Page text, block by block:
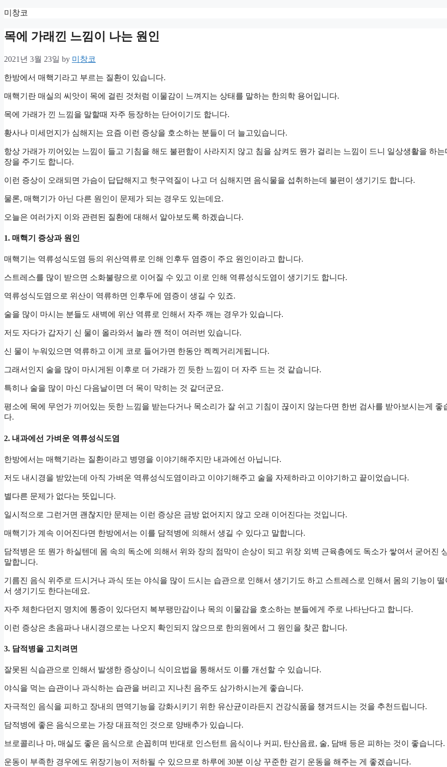
Skip
content
미창코
목에 가래낀 느낌이 나는 원인
2021년 3월 23일 by 미창코
한방에서 매핵기라고 부르는 질환이 있습니다.
매핵기란 매실의 씨앗이 목에 걸린 것처럼 이물감이 느껴지는 상태를 말하는 한의학 용어입니다.
목에 가래가 낀 느낌을 말할때 자주 등장하는 단어이기도 합니다.
황사나 미세먼지가 심해지는 요즘 이런 증상을 호소하는 분들이 더 늘고있습니다.
항상 가래가 끼어있는 느낌이 들고 기침을 해도 불편함이 사라지지 않고 침을 삼켜도 뭔가 걸리는 느낌이 드니 일상생활을 하는
장을 주기도 합니다.
이런 증상이 오래되면 가슴이 답답해지고 헛구역질이 나고 더 심해지면 음식물을 섭취하는데 불편이 생기기도 합니다.
물론, 매핵기가 아닌 다른 원인이 문제가 되는 경우도 있는데요.
오늘은 여러가지 이와 관련된 질환에 대해서 알아보도록 하겠습니다.
1. 매핵기 증상과 원인
매핵기는 역류성식도염 등의 위산역류로 인해 인후두 염증이 주요 원인이라고 합니다.
스트레스를 많이 받으면 소화불량으로 이어질 수 있고 이로 인해 역류성식도염이 생기기도 합니다.
역류성식도염으로 위산이 역류하면 인후두에 염증이 생길 수 있죠.
술을 많이 마시는 분들도 새벽에 위산 역류로 인해서 자주 깨는 경우가 있습니다.
저도 자다가 갑자기 신 물이 올라와서 놀라 깬 적이 여러번 있습니다.
신 물이 누워있으면 역류하고 이게 코로 들어가면 한동안 켁켁거리게됩니다.
그래서인지 술을 많이 마시게된 이후로 더 가래가 낀 듯한 느낌이 더 자주 드는 것 같습니다.
특히나 술을 많이 마신 다음날이면 더 목이 막히는 것 같더군요.
평소에 목에 무언가 끼어있는 듯한 느낌을 받는다거나 목소리가 잘 쉬고 기침이 끊이지 않는다면 한번 검사를 받아보시는게 좋
다.
2. 내과에선 가벼운 역류성식도염
한방에서는 매핵기라는 질환이라고 병명을 이야기해주지만 내과에선 아닙니다.
저도 내시경을 받았는데 아직 가벼운 역류성식도염이라고 이야기해주고 술을 자제하라고 이야기하고 끝이었습니다.
별다른 문제가 없다는 뜻입니다.
일시적으로 그런거면 괜찮지만 문제는 이런 증상은 금방 없어지지 않고 오래 이어진다는 것입니다.
매핵기가 계속 이어진다면 한방에서는 이를 담적병에 의해서 생길 수 있다고 말합니다.
담적병은 또 뭔가 하실텐데 몸 속의 독소에 의해서 위와 장의 점막이 손상이 되고 위장 외벽 근육층에도 독소가 쌓여서 굳어진
말합니다.
기름진 음식 위주로 드시거나 과식 또는 야식을 많이 드시는 습관으로 인해서 생기기도 하고 스트레스로 인해서 몸의 기능이 떨
서 생기기도 한다는데요.
자주 체한다던지 명치에 통증이 있다던지 복부팽만감이나 목의 이물감을 호소하는 분들에게 주로 나타난다고 합니다.
이런 증상은 초음파나 내시경으로는 나오지 확인되지 않으므로 한의원에서 그 원인을 찾곤 합니다.
3. 담적병을 고치려면
잘못된 식습관으로 인해서 발생한 증상이니 식이요법을 통해서도 이를 개선할 수 있습니다.
야식을 먹는 습관이나 과식하는 습관을 버리고 지나친 음주도 삼가하시는게 좋습니다.
자극적인 음식을 피하고 장내의 면역기능을 강화시키기 위한 유산균이라든지 건강식품을 챙겨드시는 것을 추천드립니다.
담적병에 좋은 음식으로는 가장 대표적인 것으로 양배추가 있습니다.
브로콜리나 마, 매실도 좋은 음식으로 손꼽히며 반대로 인스턴트 음식이나 커피, 탄산음료, 술, 담배 등은 피하는 것이 좋습니다.
운동이 부족한 경우에도 위장기능이 저하될 수 있으므로 하루에 30분 이상 꾸준한 걷기 운동을 해주는 게 좋겠습니다.